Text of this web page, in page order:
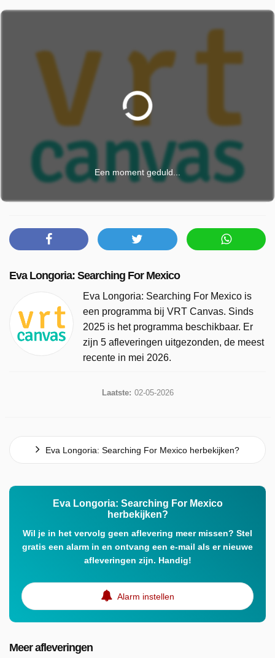
Een moment geduld...
Eva Longoria: Searching For Mexico
Eva Longoria: Searching For Mexico is
een programma bij VRT Canvas. Sinds
2025 is het programma beschikbaar. Er
zijn 5 afleveringen uitgezonden, de meest
recente in mei 2026.
Laatste: 02-05-2026
Eva Longoria: Searching For Mexico herbekijken?
Eva Longoria: Searching For Mexico
herbekijken?
Wil je in het vervolg geen aflevering meer missen? Stel
gratis een alarm in en ontvang een e-mail als er nieuwe
afleveringen zijn. Handig!
Alarm instellen
Meer afleveringen